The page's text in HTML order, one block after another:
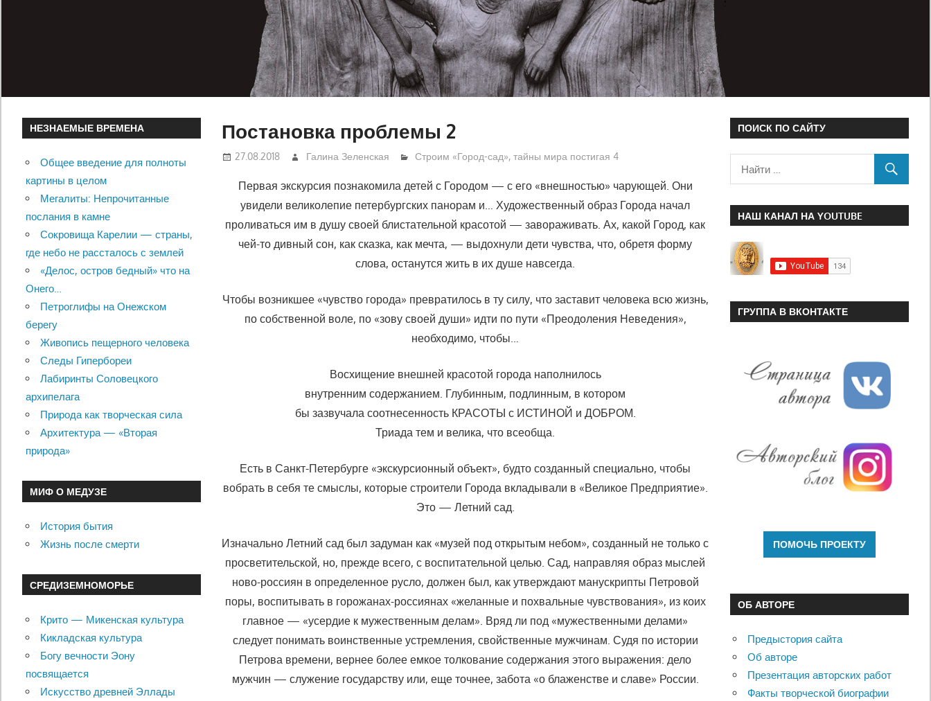
Постановка проблемы 2
27.08.2018 Галина Зеленская Строим «Город-сад», тайны мира постигая 4
Первая экскурсия познакомила детей с Городом — с его «внешно­стью» чарующей. Они
увидели великолепие петербургских панорам и… Художественный образ Города начал
проливаться им в душу своей блистательной красотой — завораживать. Ах, какой Город, как
чей-то дивный сон, как сказка, как мечта, — выдохнули дети чувства, что, обретя форму
слова, останутся жить в их душе навсегда.
Чтобы возникшее «чувство города» превратилось в ту силу, что заставит человека всю жизнь,
по собственной воле, по «зову своей души» идти по пути «Преодоления Неведения»,
необходимо, чтобы…
Восхищение внешней красотой города наполнилось
внутренним содержанием. Глубинным, подлинным, в котором
бы зазвучала соотнесенность КРАСОТЫ с ИСТИНОЙ и ДОБРОМ.
Триада тем и велика, что всеобща.
Есть в Санкт-Петербурге «экскурсионный объект», будто создан­ный специально, чтобы
вобрать в себя те смыслы, которые строители Города вкладывали в «Великое Предприятие».
Это — Летний сад.
Изначально Летний сад был задуман как «музей под открытым небом», созданный не только с
просветительской, но, прежде всего, с воспитательной целью. Сад, направляя образ мыслей
ново-россиян в определенное русло, должен был, как утверждают манускрипты Петро­вой
поры, воспитывать в горожанах-россиянах «желанные и похваль­ные чувствования», из коих
главное — «усердие к мужественным де­лам». Вряд ли под «мужественными делами»
следует понимать воин­ственные устремления, свойственные мужчинам. Судя по истории
Пет­рова времени, вернее более емкое толкование содержания этого выра­жения: дело
мужчин — служение государству или, еще точнее, забота «о блаженстве и славе» России.
НЕЗНАЕМЫЕ ВРЕМЕНА
Общее введение для полноты
картины в целом
Мегалиты: Непрочитанные
послания в камне
Сокровища Карелии — страны,
где небо не рассталось с землей
«Делос, остров бедный» что на
Онего…
Петроглифы на Онежском
берегу
Живопись пещерного человека
Следы Гипербореи
Лабиринты Соловецкого
архипелага
Природа как творческая сила
Архитектура — «Вторая
природа»
МИФ О МЕДУЗЕ
История бытия
Жизнь после смерти
СРЕДИЗЕМНОМОРЬЕ
Крито — Микенская культура
Кикладская культура
Богу вечности Эону
посвящается
Искусство древней Эллады
ПОИСК ПО САЙТУ
НАШ КАНАЛ НА YOUTUBE
ГРУППА В ВКОНТАКТЕ
ОБ АВТОРЕ
Предыстория сайта
Об авторе
Презентация авторских работ
Факты творческой биографии